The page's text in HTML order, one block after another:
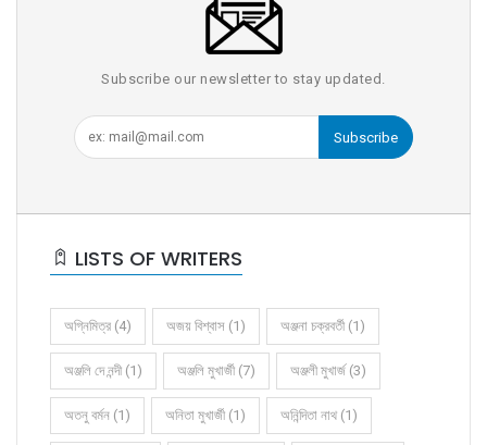
Subscribe our newsletter to stay updated.
Subscribe
LISTS OF WRITERS
অগ্নিমিত্র (4) অজয় বিশ্বাস (1) অঞ্জনা চক্রবর্তী (1)
অঞ্জলি দে নন্দী (1) অঞ্জলি মুখার্জী (7) অঞ্জলী মুখার্জ (3)
অতনু বর্মন (1) অনিতা মুখার্জী (1) অনিন্দিতা নাথ (1)